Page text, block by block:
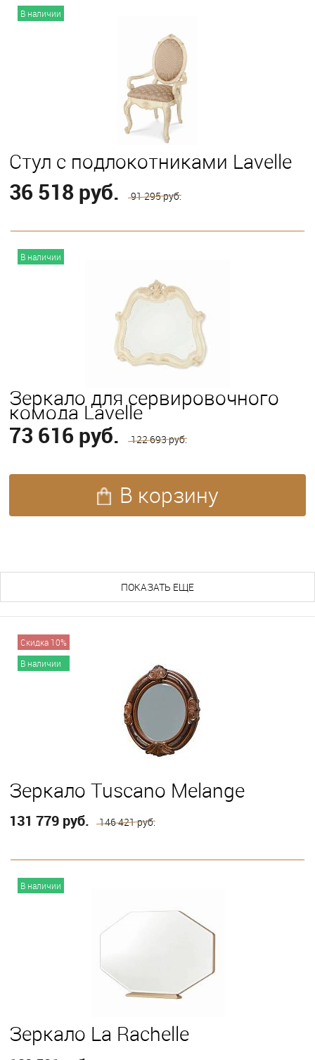
В наличии
Стул с подлокотниками Lavelle
36 518 руб. 91 295 руб.
В наличии
Зеркало для сервировочного
комода Lavelle
73 616 руб. 122 693 руб.
В корзину
ПОКАЗАТЬ ЕЩЕ
Скидка 10%
В наличии
Зеркало Tuscano Melange
131 779 руб. 146 421 руб.
В наличии
Зеркало La Rachelle